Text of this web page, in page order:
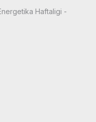
Haftaligi -